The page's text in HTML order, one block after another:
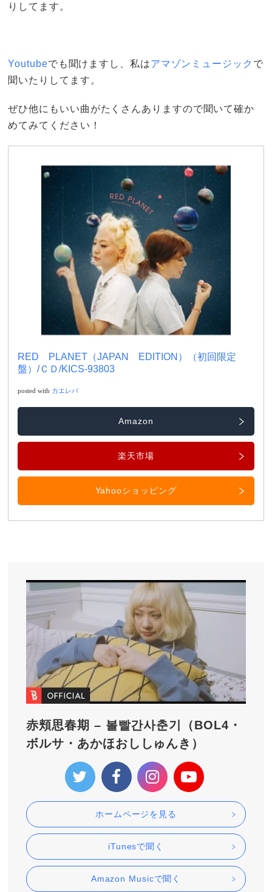
りしてます。
Youtubeでも聞けますし、私はアマゾンミュージック で
聞いたりしてます。
ぜひ他にもいい曲がたくさんありますので聞いて確か
めてみてください！
RED PLANET（JAPAN EDITION）（初回限定
盤）/ＣＤ/KICS-93803
posted with カエレバ
Amazon
楽天市場
Yahooショッピング
赤頬思春期 – 볼빨간사춘기（BOL4・
ボルサ・あかほおししゅんき）
ホームページを見る
iTunesで聞く
Amazon Musicで聞く